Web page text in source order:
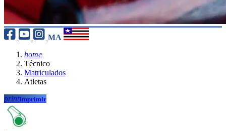
MA
home
Técnico
Matriculados
Atletas
printImprimir